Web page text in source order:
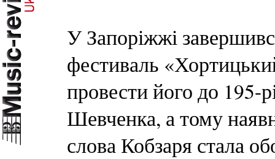
У Запоріжжі
фестиваль
провести його до 195-
Шевченка, а тому
слова Кобзаря стала